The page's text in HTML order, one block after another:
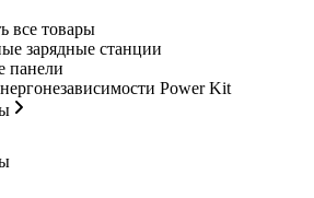
все товары
зарядные станции
панели
Power Kit